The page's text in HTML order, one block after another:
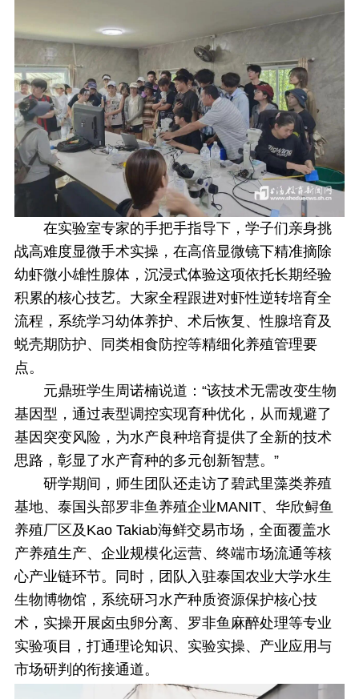
在实验室专家的手把手指导下，学子们亲身挑
战高难度显微手术实操，在高倍显微镜下精准摘除
幼虾微小雄性腺体，沉浸式体验这项依托长期经验
积累的核心技艺。大家全程跟进对虾性逆转培育全
流程，系统学习幼体养护、术后恢复、性腺培育及
蜕壳期防护、同类相食防控等精细化养殖管理要
点。
元鼎班学生周诺楠说道：“该技术无需改变生物
基因型，通过表型调控实现育种优化，从而规避了
基因突变风险，为水产良种培育提供了全新的技术
思路，彰显了水产育种的多元创新智慧。”
研学期间，师生团队还走访了碧武里藻类养殖
基地、泰国头部罗非鱼养殖企业MANIT、华欣鲟鱼
养殖厂区及Kao Takiab海鲜交易市场，全面覆盖水
产养殖生产、企业规模化运营、终端市场流通等核
心产业链环节。同时，团队入驻泰国农业大学水生
生物博物馆，系统研习水产种质资源保护核心技
术，实操开展卤虫卵分离、罗非鱼麻醉处理等专业
实验项目，打通理论知识、实验实操、产业应用与
市场研判的衔接通道。